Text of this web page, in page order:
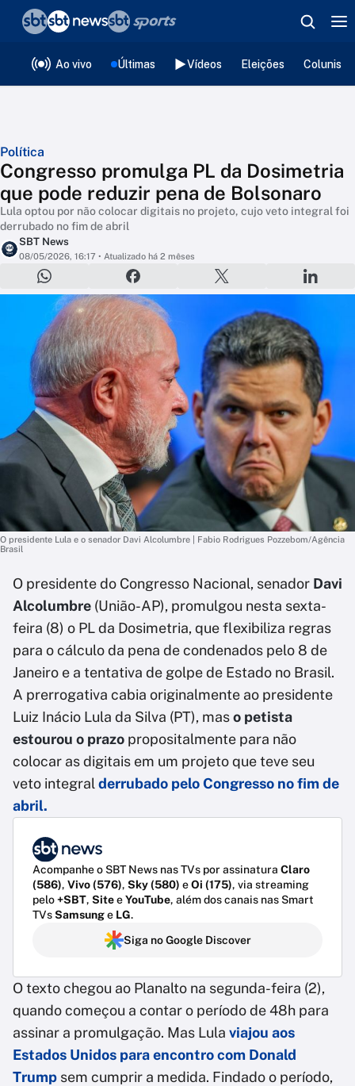
Ao vivo Últimas Vídeos Eleições
Política
Congresso promulga PL da Dosimetria
que pode reduzir pena de Bolsonaro
Lula optou por não colocar digitais no projeto, cujo veto integral foi
derrubado no fim de abril
SBT News
08/05/2026, 16:17 • Atualizado há 2 mêses
O presidente Lula e o senador Davi Alcolumbre | Fabio Rodrigues Pozzebom/Agência
Brasil
O presidente do Congresso Nacional, senador Davi
Alcolumbre (União-AP), promulgou nesta sexta-
feira (8) o PL da Dosimetria, que flexibiliza regras
para o cálculo da pena de condenados pelo 8 de
Janeiro e a tentativa de golpe de Estado no Brasil.
A prerrogativa cabia originalmente ao presidente
Luiz Inácio Lula da Silva (PT), maso petista
estourou o prazo propositalmente para não
colocar as digitais em um projeto que teve seu
veto integral derrubado pelo Congresso no fim de
abril.
Acompanhe o SBT News nas TVs por assinatura Claro
(586), Vivo (576), Sky (580) eOi (175), via streaming
pelo+SBT, SiteeYouTube, além dos canais nas Smart
TVsSamsunge LG.
Siga no Google Discover
O texto chegou ao Planalto na segunda-feira (2),
quando começou a contar o período de 48h para
assinar a promulgação. Mas Lula viajou aos
Estados Unidos para encontro com Donald
Trump sem cumprir a medida. Findado o período,
❮voltar
Editorias